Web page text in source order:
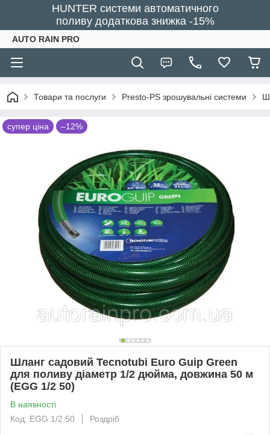
HUNTER системи автоматичного
поливу додаткова знижка -15%
AUTO RAIN PRO
Товари та послуги Presto-PS зрошувальні системи
супер ціна –12%
Шланг садовий Tecnotubi Euro Guip Green
для поливу діаметр 1/2 дюйма, довжина 50 м
(EGG 1/2 50)
В наявності
Код: EGG 1/2 50
Роздріб